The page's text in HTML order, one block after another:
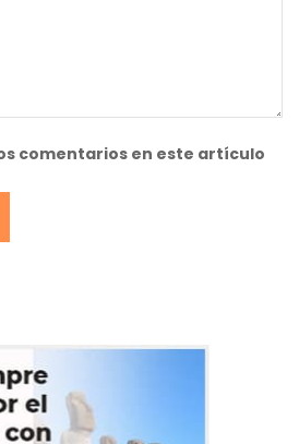
comentarios en este artículo